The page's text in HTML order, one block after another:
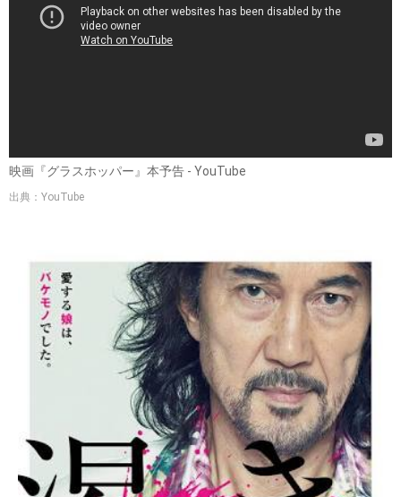
映画『グラスホッパー』本予告 - YouTube
出典：YouTube